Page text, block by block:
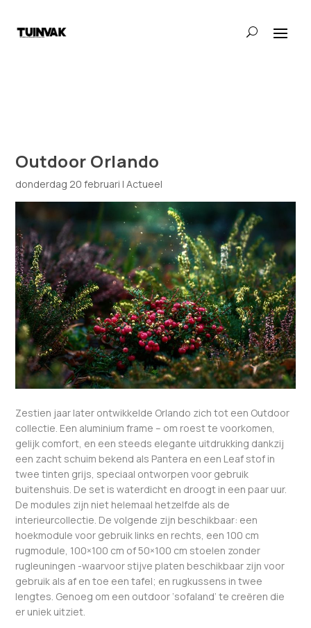
Outdoor Orlando
donderdag 20 februari |Actueel
Zestien jaar later ontwikkelde Orlando zich tot een Outdoor
collectie. Een aluminium frame – om roest te voorkomen,
gelijk comfort, en een steeds elegante uitdrukking dankzij
een zacht schuim bekend als Pantera en een Leaf stof in
twee tinten grijs, speciaal ontworpen voor gebruik
buitenshuis. De set is waterdicht en droogt in een paar uur.
De modules zijn niet helemaal hetzelfde als de
interieurcollectie. De volgende zijn beschikbaar: een
hoekmodule voor gebruik links en rechts, een 100 cm
rugmodule, 100×100 cm of 50×100 cm stoelen zonder
rugleuningen -waarvoor stijve platen beschikbaar zijn voor
gebruik als af en toe een tafel; en rugkussens in twee
lengtes. Genoeg om een outdoor ‘sofaland’ te creëren die
er uniek uitziet.